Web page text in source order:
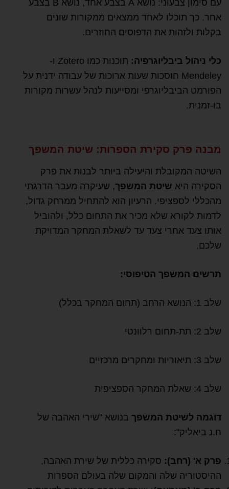
עם סימון צבעוני: נושא A בצבע אחד, נושא B בצבע
אחר. כך תוכלו לאחד ממצאים ממקורות שונים
בקלות ולזהות את הדפוסים החוזרים.
כלי ניהול ביבליוגרפיה:
תוכנות כמו Zotero ו-
Mendeley חוסכות שעות ארוכות של עבודה ידנית על
הפורמט הביבליוגרפי ומסייעות לנהל עשרות מקורות
בו-זמנית.
מבנה פרק סקירת הספרות: שיטת המשפך
השיטה המקובלת והיעילה ביותר לבנות את פרק
הסקירה היא שיטת המשפך, שעיקרה מעבר הדרגתי
מהכללי לספציפי. הרעיון הוא להתחיל ממרחק גדול,
לדמות לקורא שלא מכיר את התחום כלל, ולהוביל
אותו צעד אחרי צעד עד לשאלת המחקר המדויקת
שלכם.
תרשים המשפך הטיפוסי:
שלב 1: הנושא הרחב (תחום המחקר בכלל)
שלב 2: תת-תחום רלוונטי
שלב 3: תיאוריות ומחקרים מרכזיים
שלב 4: שאלת המחקר הספציפית
דוגמה לשיטת המשפך בנושא "שירי האהבה של
ח.נ ביאליק":
פרק א' (רחב): סקירה כללית של שירת האהבה,
ההיסטוריה שלה והמקום שלה בעולם הספרות